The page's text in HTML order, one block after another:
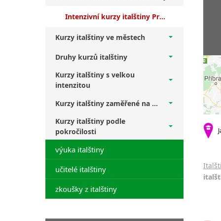
Intenzivní kurzy italštiny Praha 4 + mírně pokročilí
Kurzy italštiny ve městech
Druhy kurzů italštiny
Kurzy italštiny s velkou
intenzitou
Kurzy italštiny zaměřené na ...
Kurzy italštiny podle
pokročilosti
výuka italštiny
učitelé italštiny
zkoušky z italštiny